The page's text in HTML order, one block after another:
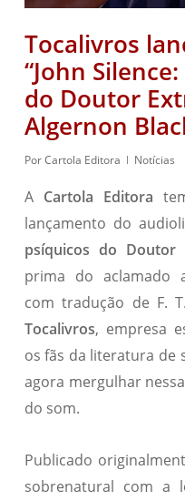
Tocalivros
“John
do Doutor
Algernon
PorCartola Editora Notícias
A Cartola Editora
lançamento do
psíquicos do Doutor
prima do
com tradução de F.
Tocalivros, empresa
os fãs da literatura de
agora mergulhar
do som.
Publicado
sobrenatural com a